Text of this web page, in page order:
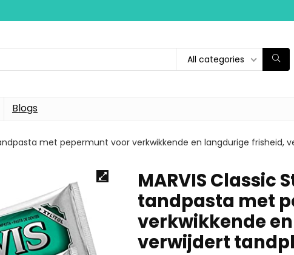
All categories
Blogs
met pepermunt voor verkwikkende en langdurige frisheid,
MARVIS Classic
tandpasta met
verkwikkende
verwijdert